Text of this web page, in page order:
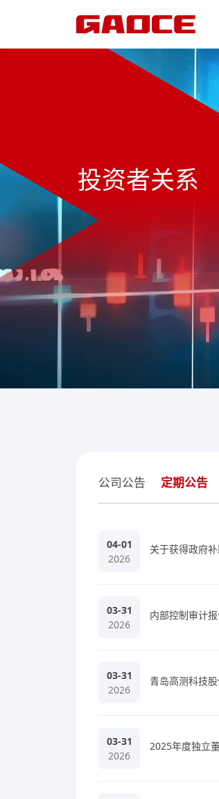
投资者关系
公司公告 定期公告
04-01
2026
关于获得政府
03-31
2026
内部控制审计
03-31
2026
青岛高测科技
03-31
2026
2025年度独立